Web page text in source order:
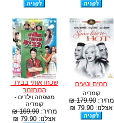
חמים וטעים
קומדיה
מחיר:179.90 ₪
אצלנו: 79.90 ₪
שכחו אותי בבית -
המחזמר
משפחה וילדים -
קומדיה
מחיר:169.90 ₪
אצלנו: 79.90 ₪